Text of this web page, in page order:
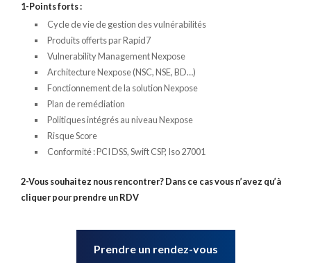
1-Points forts :
Cycle de vie de gestion des vulnérabilités
Produits offerts par Rapid7
Vulnerability Management Nexpose
Architecture Nexpose (NSC, NSE, BD…)
Fonctionnement de la solution Nexpose
Plan de remédiation
Politiques intégrés au niveau Nexpose
Risque Score
Conformité : PCI DSS, Swift CSP, Iso 27001
2-Vous souhaitez nous rencontrer? Dans ce cas vous n’avez qu’à
cliquer pour prendre un RDV
Prendre un rendez-vous